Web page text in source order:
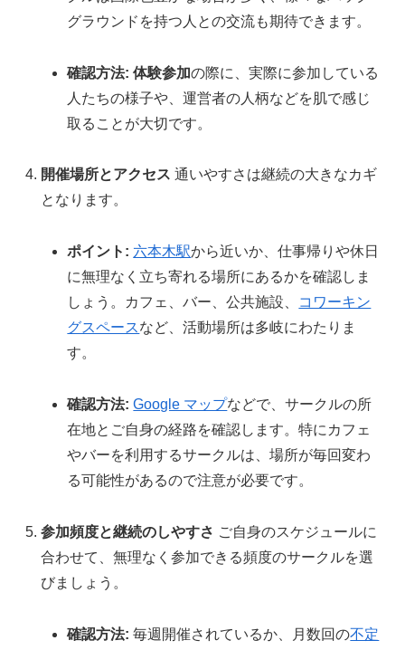
グラウンドを持つ人との交流も期待できます。
確認方法: 体験参加の際に、実際に参加している
人たちの様子や、運営者の人柄などを肌で感じ
取ることが大切です。
開催場所とアクセス 通いやすさは継続の大きなカギ
となります。
ポイント: 六本木駅から近いか、仕事帰りや休日
に無理なく立ち寄れる場所にあるかを確認しま
しょう。カフェ、バー、公共施設、 コワーキン
グスペースなど、活動場所は多岐にわたりま
す。
確認方法: Google マップなどで、サークルの所
在地とご自身の経路を確認します。特にカフェ
やバーを利用するサークルは、場所が毎回変わ
る可能性があるので注意が必要です。
参加頻度と継続のしやすさ ご自身のスケジュールに
合わせて、無理なく参加できる頻度のサークルを選
びましょう。
確認方法: 毎週開催されているか、月数回の不定